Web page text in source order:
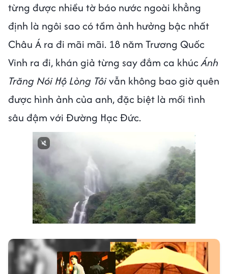
từng được nhiều tờ báo nước ngoài khẳng
định là ngôi sao có tầm ảnh hưởng bậc nhất
Châu Á ra đi mãi mãi. 18 năm Trương Quốc
Vinh ra đi, khán giả từng say đắm ca khúcÁnh
Trăng Nói Hộ Lòng Tôivẫn không bao giờ quên
được hình ảnh của anh, đặc biệt là mối tình
sâu đậm với Đường Hạc Đức.